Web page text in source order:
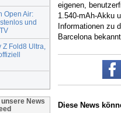
Open Air:
und
Fold8 Ultra,
News
eigenen,
1.540-mAh-Akku
Informationen zu
Barcelona
Diese News